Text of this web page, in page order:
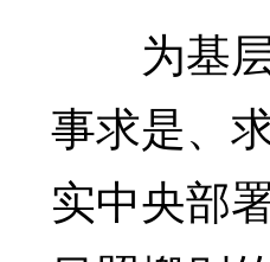
为基层
事求是、
实中央部